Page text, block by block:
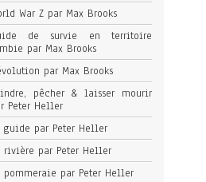
War Z par Max Brooks
de survie en territoire
par Max Brooks
par Max Brooks
pêcher & laisser mourir
Peter Heller
guide par Peter Heller
rivière par Peter Heller
pommeraie par Peter Heller